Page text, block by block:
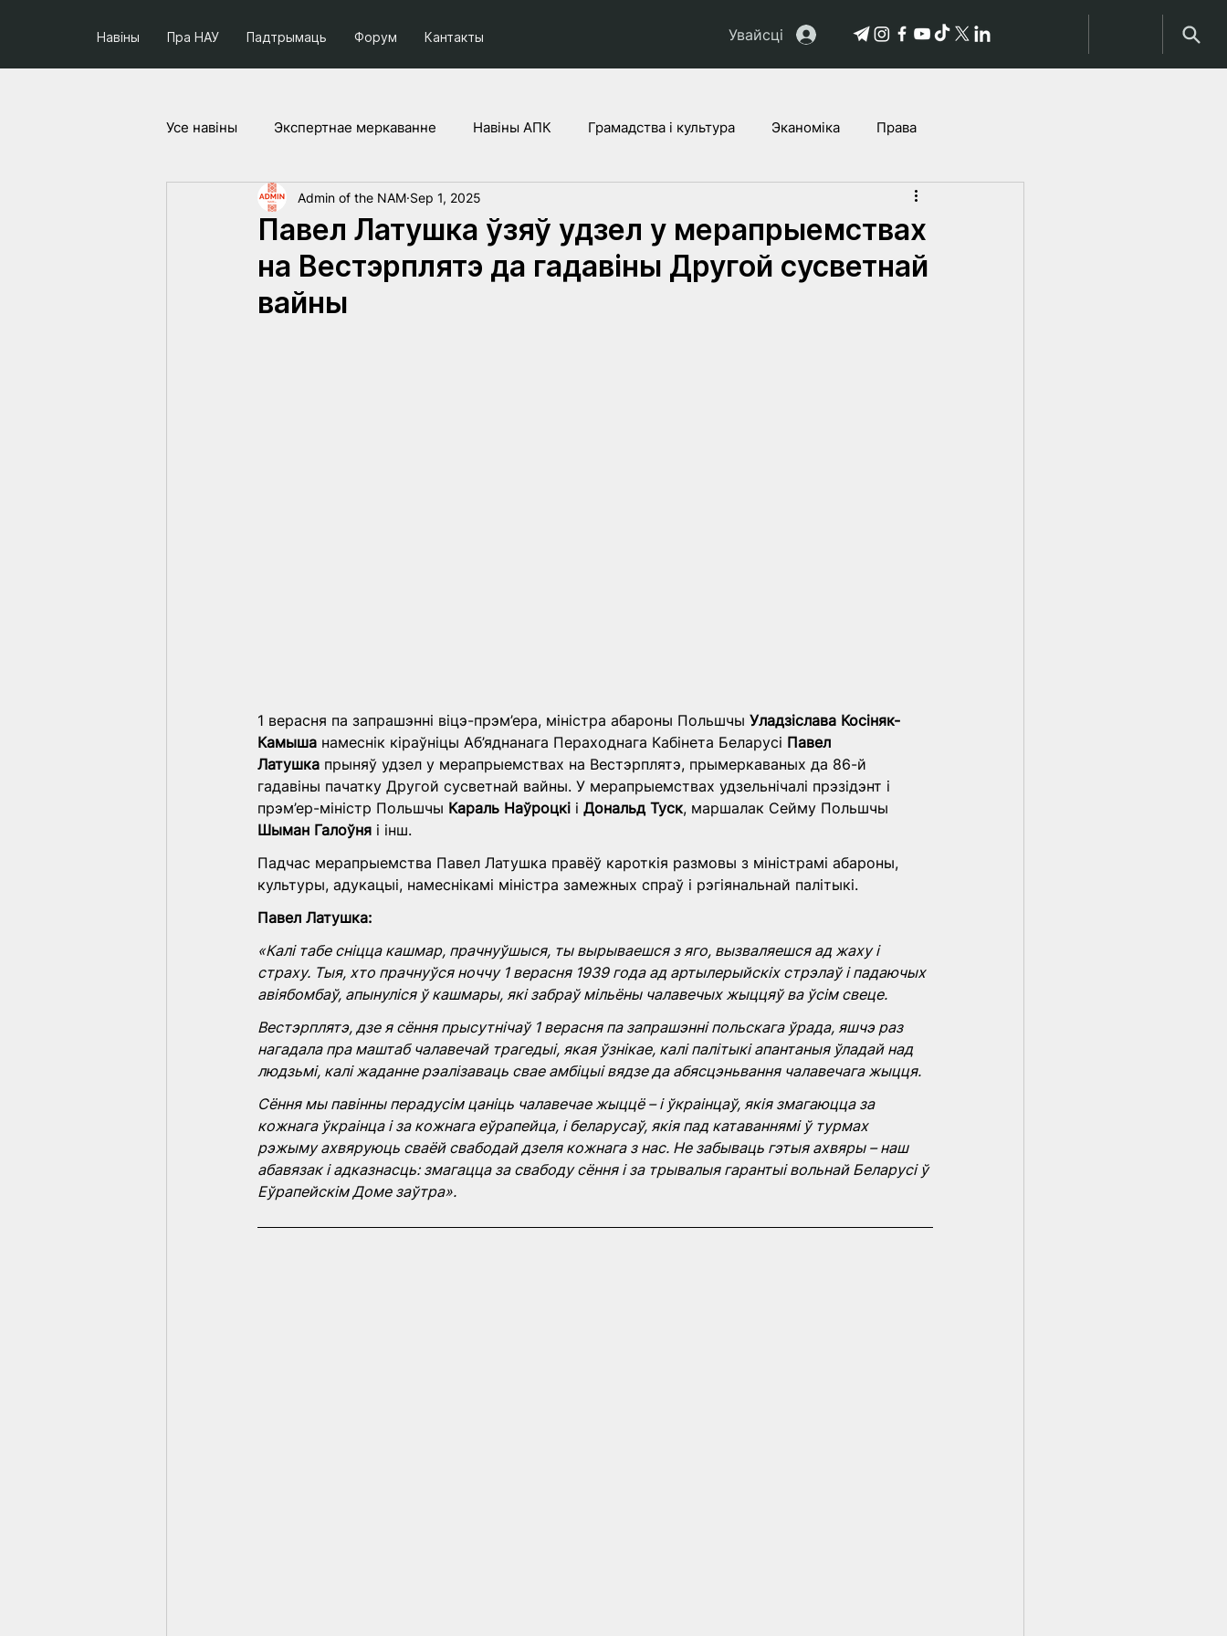
Навіны Пра НАУ Падтрымаць Форум Кантакты Увайсці
Усе навiны Экспертнае меркаванне Навіны АПК Грамадства і культура Эканоміка Права
Соцыум і палітыка Праекты НАУ Гісторыі пацярпелых
Павел Латушка ўзяў удзел у мерапрыемствах
на Вестэрплятэ да гадавіны Другой сусветнай
вайны
Admin of the NAM Sep 1, 2025
1 верасня па запрашэнні віцэ-прэм’ера, міністра абароны Польшчы Уладзіслава Косіняк-
Камыша намеснік кіраўніцы Аб’яднанага Пераходнага Кабінета Беларусі Павел
Латушка прыняў удзел у мерапрыемствах на Вестэрплятэ, прымеркаваных да 86-й
гадавіны пачатку Другой сусветнай вайны. У мерапрыемствах удзельнічалі прэзідэнт і
прэм’ер-міністр Польшчы Караль Наўроцкі і Дональд Туск, маршалак Сейму Польшчы
Шыман Галоўня і інш.
Падчас мерапрыемства Павел Латушка правёў кароткія размовы з міністрамі абароны,
культуры, адукацыі, намеснікамі міністра замежных спраў і рэгіянальнай палітыкі.
Павел Латушка:
«Калі табе сніцца кашмар, прачнуўшыся, ты вырываешся з яго, вызваляешся ад жаху і
страху. Тыя, хто прачнуўся ноччу 1 верасня 1939 года ад артылерыйскіх стрэлаў і падаючых
авіябомбаў, апынуліся ў кашмары, які забраў мільёны чалавечых жыццяў ва ўсім свеце.
Вестэрплятэ, дзе я сёння прысутнічаў 1 верасня па запрашэнні польскага ўрада, яшчэ раз
нагадала пра маштаб чалавечай трагедыі, якая ўзнікае, калі палітыкі апантаныя ўладай над
людзьмі, калі жаданне рэалізаваць свае амбіцыі вядзе да абясцэньвання чалавечага жыцця.
Сёння мы павінны перадусім цаніць чалавечае жыццё – і ўкраінцаў, якія змагаюцца за
кожнага ўкраінца і за кожнага еўрапейца, і беларусаў, якія пад катаваннямі ў турмах
рэжыму ахвяруюць сваёй свабодай дзеля кожнага з нас. Не забываць гэтыя ахвяры – наш
абавязак і адказнасць: змагацца за свабоду сёння і за трывалыя гарантыі вольнай Беларусі ў
Еўрапейскім Доме заўтра».